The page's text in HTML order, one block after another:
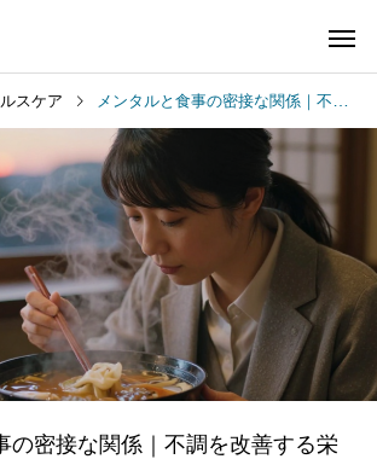
スケア メンタルと食事の密接な関係｜不調を改善する栄養と食生活のポイント
の密接な関係｜不調を改善する栄